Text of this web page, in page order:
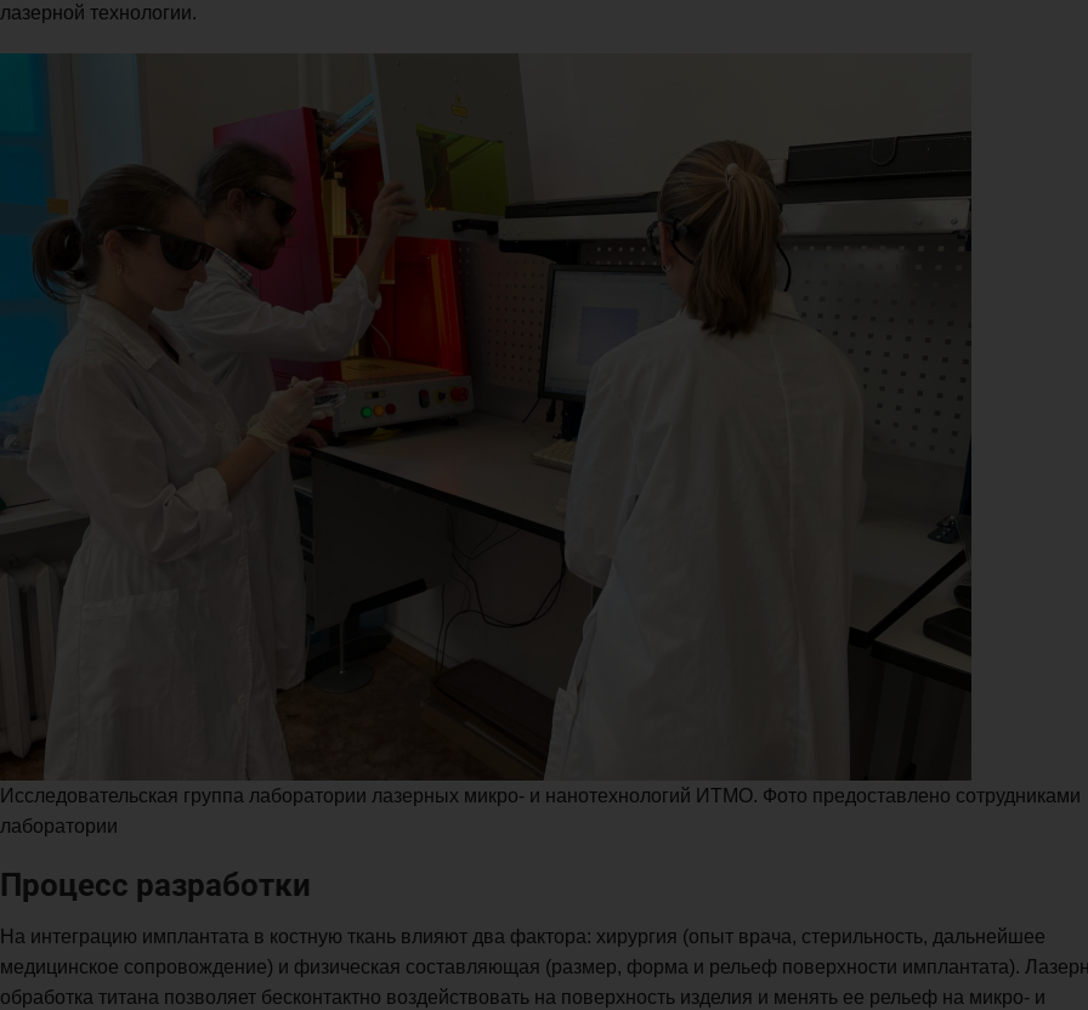
лазерной технологии.
Исследовательская группа лаборатории лазерных микро- и нанотехнологий ИТМО. Фото предоставлено сотрудниками
лаборатории
Процесс разработки
На интеграцию имплантата в костную ткань влияют два фактора: хирургия (опыт врача, стерильность, дальнейшее
медицинское сопровождение) и физическая составляющая (размер, форма и рельеф поверхности имплантата).
обработка титана позволяет бесконтактно воздействовать на поверхность изделия и менять ее рельеф на микро- и